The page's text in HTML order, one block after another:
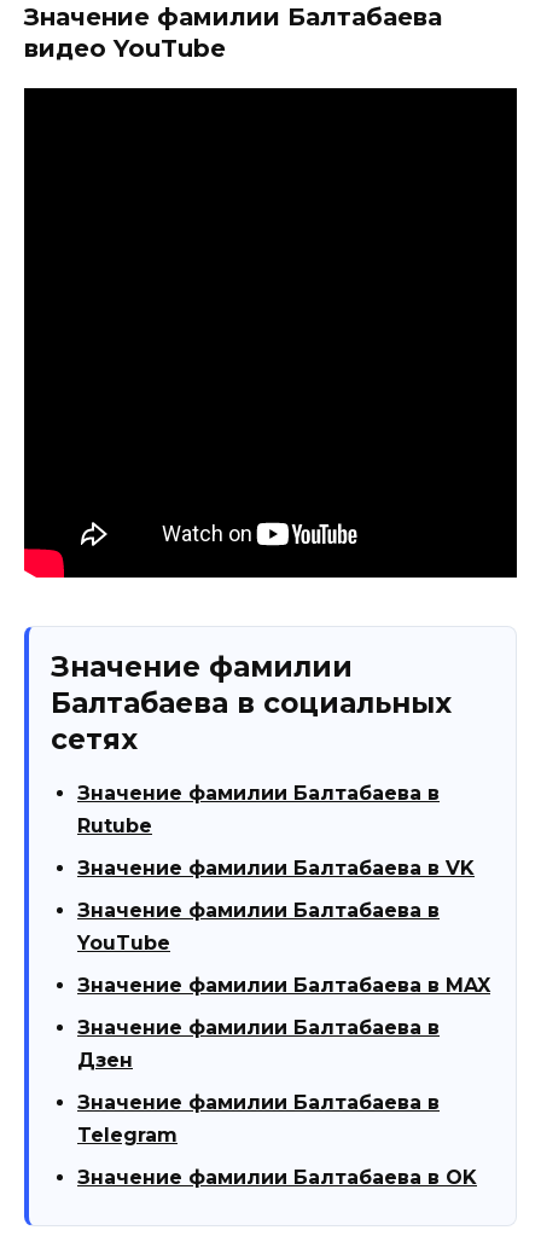
Значение фамилии Балтабаева
видео YouTube
Значение фамилии
Балтабаева в социальных
сетях
Значение фамилии Балтабаева в
Rutube
Значение фамилии Балтабаева в VK
Значение фамилии Балтабаева в
YouTube
Значение фамилии Балтабаева в MAX
Значение фамилии Балтабаева в
Дзен
Значение фамилии Балтабаева в
Telegram
Значение фамилии Балтабаева в OK